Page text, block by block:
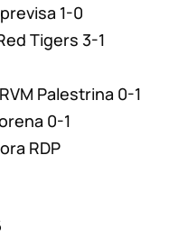
1-0
Tigers 3-1
Palestrina 0-1
0-1
RDP